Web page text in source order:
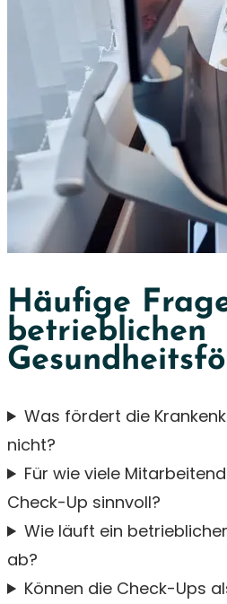
Häufige
betrieblichen
Was fördert die
nicht?
Für wie viele
Check-Up sinnvoll?
Wie läuft ein
ab?
Können die Check-Ups